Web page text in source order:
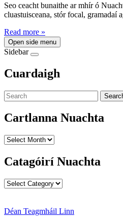
Seo ceacht bunaithe ar mhír ó
cluastuisceana, stór focal, gramadaí
Read more »
Open side menu
Sidebar
Cuardaigh
Cartlanna Nuachta
Cartlanna
Catagóirí Nuachta
Catagóirí
Déan Teagmháil Linn